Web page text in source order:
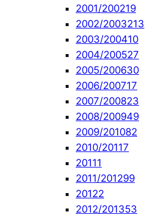
2001/200219
2002/2003213
2003/200410
2004/200527
2005/200630
2006/200717
2007/200823
2008/200949
2009/201082
2010/20117
20111
2011/201299
20122
2012/201353